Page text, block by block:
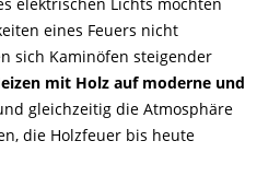
eines Feuers nicht
sich Kaminöfen steigender
mit Holz auf moderne und
gleichzeitig die Atmosphäre
die Holzfeuer bis heute